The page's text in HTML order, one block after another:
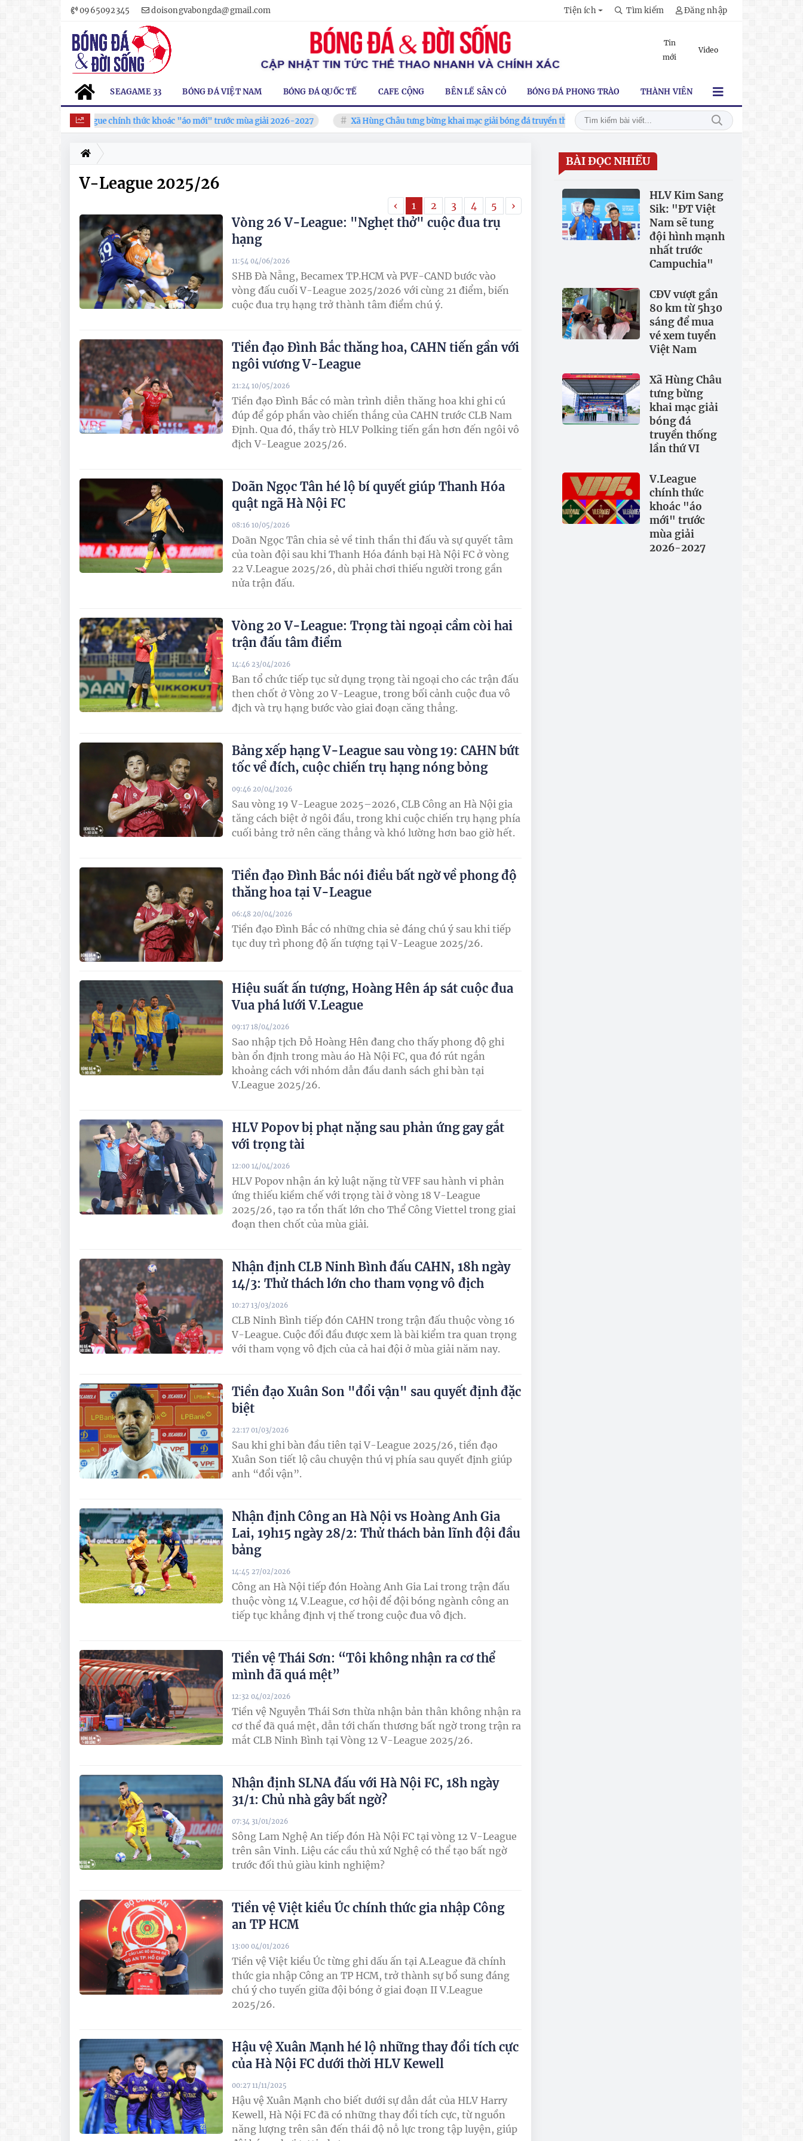
0965092345 doisongvabongda@gmail.com Tiện ích Tìm kiếm Đăng nhập
Tin
mới
Video
SEAGAME 33 BÓNG ĐÁ VIỆT NAM BÓNG ĐÁ QUỐC TẾ CAFE CỘNG BÊN LỀ SÂN CỎ BÓNG ĐÁ PHONG TRÀO THÀNH VIÊN
V.League chính thức khoác "áo mới" trước mùa giải 2026-2027 Xã Hùng Châu tưng bừng khai mạc giải bóng đá truyền thống lần thứ VI HLV Kim Sang Sik: "ĐT Việt Nam sẽ tung đội
V-League 2025/26
‹ 1 2 3 4 5 ›
Vòng 26 V-League: "Nghẹt thở" cuộc đua trụ
hạng
SHB Đà Nẵng, Becamex TP.HCM và PVF-CAND bước vào
vòng đấu cuối V-League 2025/2026 với cùng 21 điểm, biến
cuộc đua trụ hạng trở thành tâm điểm chú ý.
11:54 04/06/2026
Tiền đạo Đình Bắc thăng hoa, CAHN tiến gần với
ngôi vương V-League
Tiền đạo Đình Bắc có màn trình diễn thăng hoa khi ghi cú
đúp để góp phần vào chiến thắng của CAHN trước CLB Nam
Định. Qua đó, thầy trò HLV Polking tiến gần hơn đến ngôi vô
địch V-League 2025/26.
21:24 10/05/2026
Doãn Ngọc Tân hé lộ bí quyết giúp Thanh Hóa
quật ngã Hà Nội FC
Doãn Ngọc Tân chia sẻ về tinh thần thi đấu và sự quyết tâm
của toàn đội sau khi Thanh Hóa đánh bại Hà Nội FC ở vòng
22 V.League 2025/26, dù phải chơi thiếu người trong gần
nửa trận đấu.
08:16 10/05/2026
Vòng 20 V-League: Trọng tài ngoại cầm còi hai
trận đấu tâm điểm
Ban tổ chức tiếp tục sử dụng trọng tài ngoại cho các trận đấu
then chốt ở Vòng 20 V-League, trong bối cảnh cuộc đua vô
địch và trụ hạng bước vào giai đoạn căng thẳng.
14:46 23/04/2026
Bảng xếp hạng V-League sau vòng 19: CAHN bứt
tốc về đích, cuộc chiến trụ hạng nóng bỏng
Sau vòng 19 V-League 2025–2026, CLB Công an Hà Nội gia
tăng cách biệt ở ngôi đầu, trong khi cuộc chiến trụ hạng phía
cuối bảng trở nên căng thẳng và khó lường hơn bao giờ hết.
09:46 20/04/2026
Tiền đạo Đình Bắc nói điều bất ngờ về phong độ
thăng hoa tại V-League
Tiền đạo Đình Bắc có những chia sẻ đáng chú ý sau khi tiếp
tục duy trì phong độ ấn tượng tại V-League 2025/26.
06:48 20/04/2026
Hiệu suất ấn tượng, Hoàng Hên áp sát cuộc đua
Vua phá lưới V.League
Sao nhập tịch Đỗ Hoàng Hên đang cho thấy phong độ ghi
bàn ổn định trong màu áo Hà Nội FC, qua đó rút ngắn
khoảng cách với nhóm dẫn đầu danh sách ghi bàn tại
V.League 2025/26.
09:17 18/04/2026
HLV Popov bị phạt nặng sau phản ứng gay gắt
với trọng tài
HLV Popov nhận án kỷ luật nặng từ VFF sau hành vi phản
ứng thiếu kiềm chế với trọng tài ở vòng 18 V-League
2025/26, tạo ra tổn thất lớn cho Thể Công Viettel trong giai
đoạn then chốt của mùa giải.
12:00 14/04/2026
Nhận định CLB Ninh Bình đấu CAHN, 18h ngày
14/3: Thử thách lớn cho tham vọng vô địch
CLB Ninh Bình tiếp đón CAHN trong trận đấu thuộc vòng 16
V-League. Cuộc đối đầu được xem là bài kiểm tra quan trọng
với tham vọng vô địch của cả hai đội ở mùa giải năm nay.
10:27 13/03/2026
Tiền đạo Xuân Son "đổi vận" sau quyết định đặc
biệt
Sau khi ghi bàn đầu tiên tại V-League 2025/26, tiền đạo
Xuân Son tiết lộ câu chuyện thú vị phía sau quyết định giúp
anh “đổi vận”.
22:17 01/03/2026
Nhận định Công an Hà Nội vs Hoàng Anh Gia
Lai, 19h15 ngày 28/2: Thử thách bản lĩnh đội đầu
bảng
Công an Hà Nội tiếp đón Hoàng Anh Gia Lai trong trận đấu
thuộc vòng 14 V.League, cơ hội để đội bóng ngành công an
tiếp tục khẳng định vị thế trong cuộc đua vô địch.
14:45 27/02/2026
Tiền vệ Thái Sơn: “Tôi không nhận ra cơ thể
mình đã quá mệt”
Tiền vệ Nguyễn Thái Sơn thừa nhận bản thân không nhận ra
cơ thể đã quá mệt, dẫn tới chấn thương bất ngờ trong trận ra
mắt CLB Ninh Bình tại Vòng 12 V-League 2025/26.
12:32 04/02/2026
Nhận định SLNA đấu với Hà Nội FC, 18h ngày
31/1: Chủ nhà gây bất ngờ?
Sông Lam Nghệ An tiếp đón Hà Nội FC tại vòng 12 V-League
trên sân Vinh. Liệu các cầu thủ xứ Nghệ có thể tạo bất ngờ
trước đối thủ giàu kinh nghiệm?
07:34 31/01/2026
Tiền vệ Việt kiều Úc chính thức gia nhập Công
an TP HCM
Tiền vệ Việt kiều Úc từng ghi dấu ấn tại A.League đã chính
thức gia nhập Công an TP HCM, trở thành sự bổ sung đáng
chú ý cho tuyến giữa đội bóng ở giai đoạn II V.League
2025/26.
13:00 04/01/2026
Hậu vệ Xuân Mạnh hé lộ những thay đổi tích cực
của Hà Nội FC dưới thời HLV Kewell
Hậu vệ Xuân Mạnh cho biết dưới sự dẫn dắt của HLV Harry
Kewell, Hà Nội FC đã có những thay đổi tích cực, từ nguồn
năng lượng trên sân đến thái độ nỗ lực trong tập luyện, giúp
00:27 11/11/2025
BÀI ĐỌC NHIỀU
HLV Kim Sang
Sik: "ĐT Việt
Nam sẽ tung
đội hình mạnh
nhất trước
Campuchia"
CĐV vượt gần
80 km từ 5h30
sáng để mua
vé xem tuyển
Việt Nam
Xã Hùng Châu
tưng bừng
khai mạc giải
bóng đá
truyền thống
lần thứ VI
V.League
chính thức
khoác "áo
mới" trước
mùa giải
2026-2027